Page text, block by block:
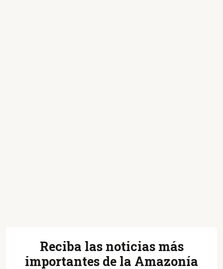
Reciba las noticias más
importantes de la Amazonía